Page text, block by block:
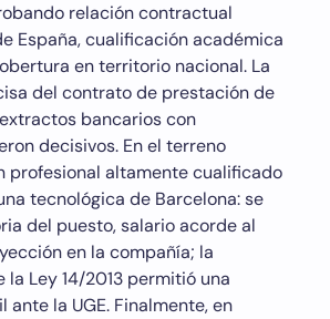
relación contractual
España, cualificación académica
en territorio nacional. La
del contrato de prestación de
bancarios con
decisivos. En el terreno
profesional altamente cualificado
tecnológica de Barcelona: se
del puesto, salario acorde al
en la compañía; la
la Ley 14/2013 permitió una
la UGE. Finalmente, en